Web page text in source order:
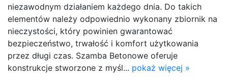
niezawodnym działaniem każdego dnia. Do takich
elementów należy odpowiednio wykonany zbiornik na
nieczystości, który powinien gwarantować
bezpieczeństwo, trwałość i komfort użytkowania
przez długi czas. Szamba Betonowe oferuje
konstrukcje stworzone z myśl... pokaż więcej »